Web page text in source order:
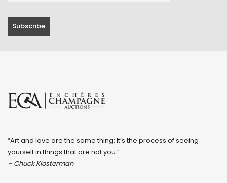
“Art and love are the same thing: It’s the process of seeing
yourself in things that are not you.”
– Chuck Klosterman